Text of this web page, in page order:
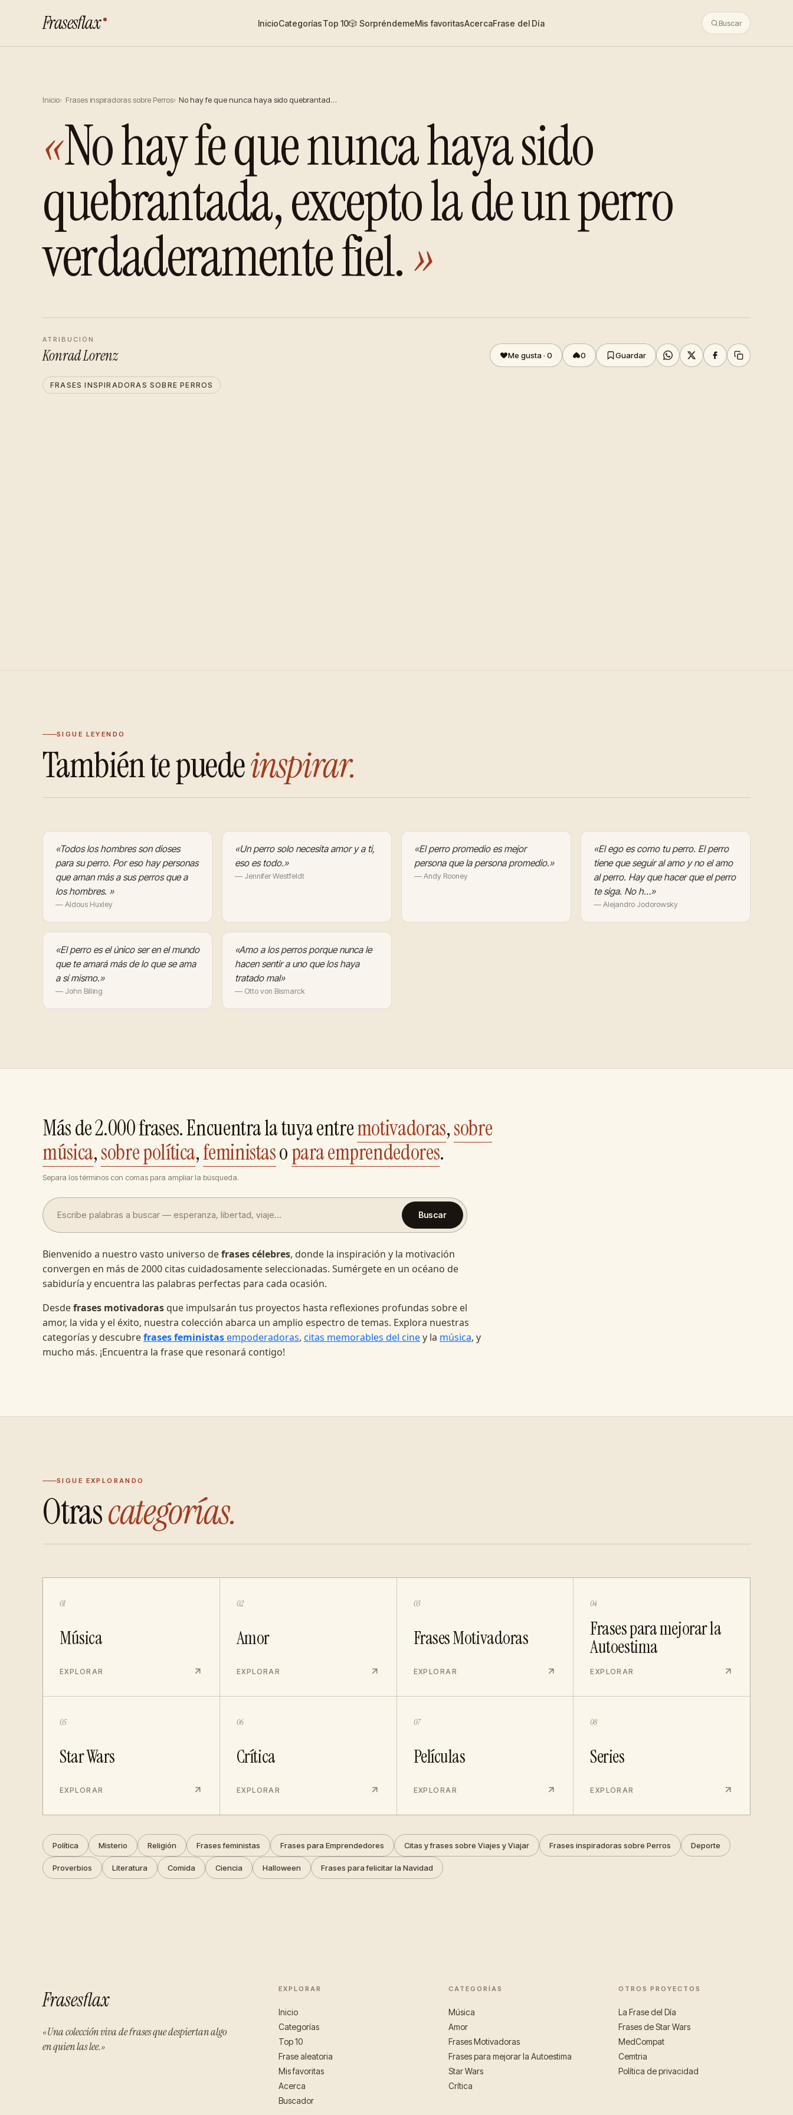
Frasesflax InicioCategoríasTop 10🎲 SorpréndemeMis favoritasAcercaFrase del Día Buscar
Inicio Frases inspiradoras sobre Perros No hay fe que nunca haya sido quebrantad…
«No hay fe que nunca haya sido
quebrantada, excepto la de un perro
verdaderamente fiel.»
ATRIBUCIÓN
Konrad Lorenz Me gusta · 0 0 Guardar
FRASES INSPIRADORAS SOBRE PERROS
SIGUE LEYENDO
También te puedeinspirar.
«Todos los hombres son dioses
para su perro. Por eso hay personas
que aman más a sus perros que a
los hombres. »
— Aldous Huxley
«Un perro solo necesita amor y a ti,
eso es todo.»
— Jennifer Westfeldt
«El perro promedio es mejor
persona que la persona promedio.»
— Andy Rooney
«El ego es como tu perro. El perro
tiene que seguir al amo y no el amo
al perro. Hay que hacer que el perro
te siga. No h…»
— Alejandro Jodorowsky
«El perro es el único ser en el mundo
que te amará más de lo que se ama
a sí mismo.»
— John Billing
«Amo a los perros porque nunca le
hacen sentir a uno que los haya
tratado mal»
— Otto von Bismarck
Más de 2.000 frases. Encuentra la tuya entremotivadoras,sobre
música,sobre política,feministasopara emprendedores.
Separa los términos con comas para ampliar la búsqueda.
Buscar
Bienvenido a nuestro vasto universo defrases célebres, donde la inspiración y la motivación
convergen en más de 2000 citas cuidadosamente seleccionadas. Sumérgete en un océano de
sabiduría y encuentra las palabras perfectas para cada ocasión.
Desdefrases motivadoras que impulsarán tus proyectos hasta reflexiones profundas sobre el
amor, la vida y el éxito, nuestra colección abarca un amplio espectro de temas. Explora nuestras
categorías y descubrefrases feministasempoderadoras, citas memorables del ciney la música, y
mucho más. ¡Encuentra la frase que resonará contigo!
SIGUE EXPLORANDO
Otrascategorías.
01
Música
EXPLORAR
02
Amor
EXPLORAR
03
Frases Motivadoras
EXPLORAR
04
Frases para mejorar la
Autoestima
EXPLORAR
05
Star Wars
EXPLORAR
06
Crítica
EXPLORAR
07
Películas
EXPLORAR
08
Series
EXPLORAR
Política Misterio Religión Frases feministas Frases para Emprendedores Citas y frases sobre Viajes y Viajar Frases inspiradoras sobre Perros Deporte
Proverbios Literatura Comida Ciencia Halloween Frases para felicitar la Navidad
Frasesflax
«Una colección viva de frases que despiertan algo
en quien las lee.»
EXPLORAR
Inicio
Categorías
Top 10
Frase aleatoria
Mis favoritas
Acerca
Buscador
CATEGORÍAS
Música
Amor
Frases Motivadoras
Frases para mejorar la Autoestima
Star Wars
Crítica
OTROS PROYECTOS
La Frase del Día
Frases de Star Wars
MedCompat
Cemtria
Política de privacidad